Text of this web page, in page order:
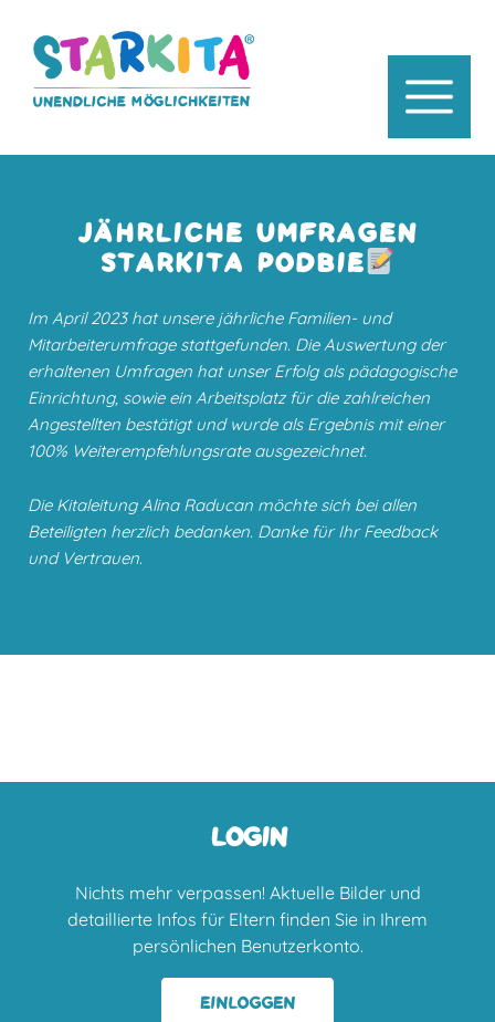
JÄHRLICHE UMFRAGEN
STARKITA PODBIE
Im April 2023 hat unsere jährliche Familien- und
Mitarbeiterumfrage stattgefunden. Die Auswertung der
erhaltenen Umfragen hat unser Erfolg als pädagogische
Einrichtung, sowie ein Arbeitsplatz für die zahlreichen
Angestellten bestätigt und wurde als Ergebnis mit einer
100% Weiterempfehlungsrate ausgezeichnet.
Die Kitaleitung Alina Raducan möchte sich bei allen
Beteiligten herzlich bedanken. Danke für Ihr Feedback
und Vertrauen.
LOGIN
Nichts mehr verpassen! Aktuelle Bilder und
detaillierte Infos für Eltern finden Sie in Ihrem
persönlichen Benutzerkonto.
EINLOGGEN